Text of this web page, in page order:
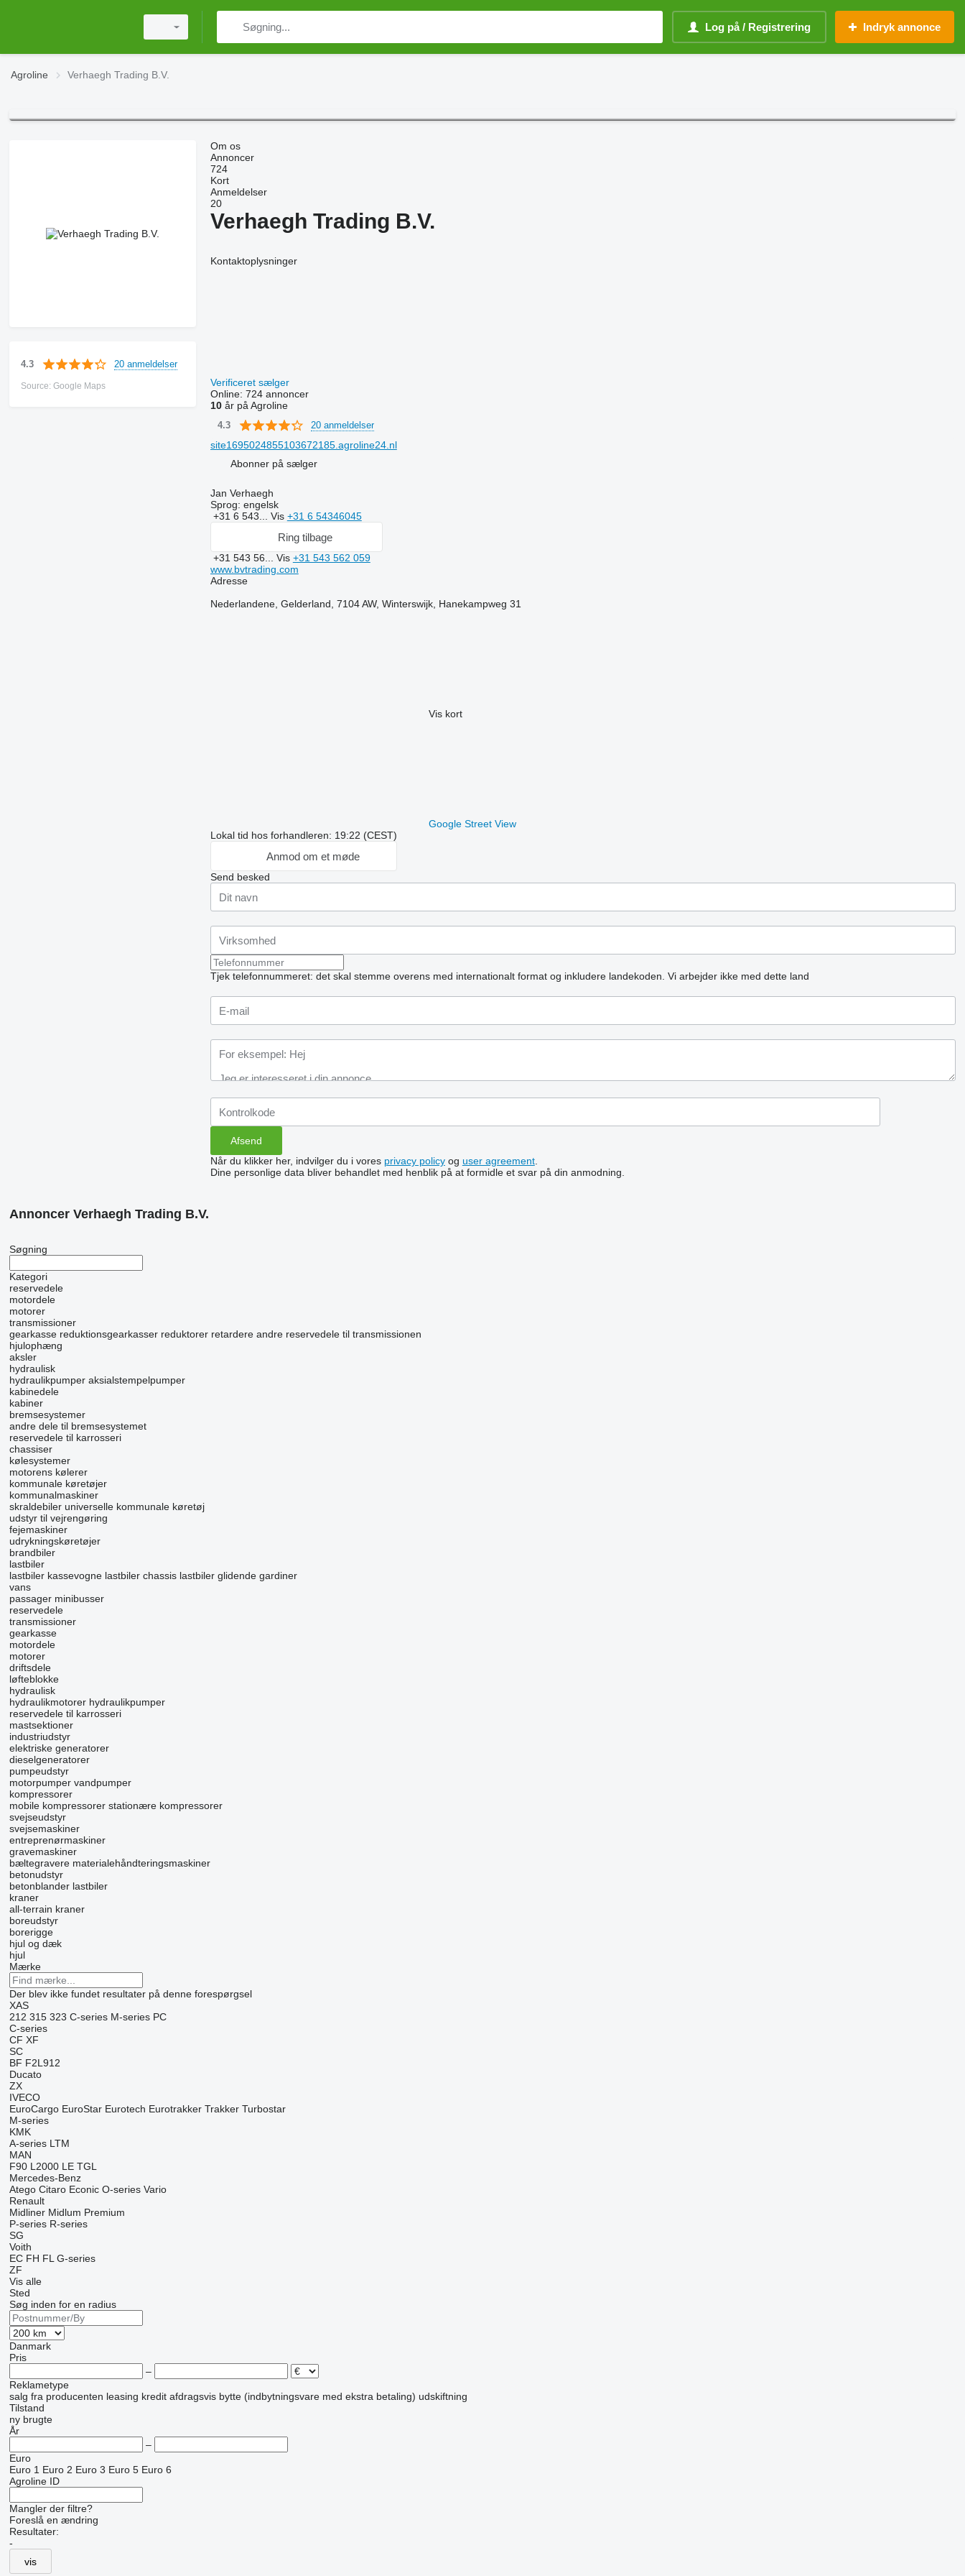
Log på / Registrering Indryk annonce
Agroline Verhaegh Trading B.V.
4.3 20 anmeldelser
Source: Google Maps
Om os
Annoncer
724
Kort
Anmeldelser
20
Verhaegh Trading B.V.
Kontaktoplysninger
Verificeret sælger
Online: 724 annoncer
10år på Agroline
4.3 20 anmeldelser
site1695024855103672185.agroline24.nl
Abonner på sælger
Jan Verhaegh
Sprog: engelsk
+31 6 543... Vis +31 6 54346045
Ring tilbage
+31 543 56... Vis +31 543 562 059
www.bvtrading.com
Adresse
Nederlandene, Gelderland, 7104 AW, Winterswijk, Hanekampweg 31
Vis kort
Google Street View
Lokal tid hos forhandleren: 19:22 (CEST)
Anmod om et møde
Send besked
Tjek telefonnummeret: det skal stemme overens med internationalt format og inkludere landekoden. Vi arbejder ikke med dette land
Når du klikker her, indvilger du i vores privacy policyog user agreement.
Dine personlige data bliver behandlet med henblik på at formidle et svar på din anmodning.
Annoncer Verhaegh Trading B.V.
Søgning
Kategori
reservedele
motordele
motorer
transmissioner
gearkasse reduktionsgearkasser reduktorer retardere andre reservedele til transmissionen
hjulophæng
aksler
hydraulisk
hydraulikpumper aksialstempelpumper
kabinedele
kabiner
bremsesystemer
andre dele til bremsesystemet
reservedele til karrosseri
chassiser
kølesystemer
motorens kølerer
kommunale køretøjer
kommunalmaskiner
skraldebiler universelle kommunale køretøj
udstyr til vejrengøring
fejemaskiner
udrykningskøretøjer
brandbiler
lastbiler
lastbiler kassevogne lastbiler chassis lastbiler glidende gardiner
vans
passager minibusser
reservedele
transmissioner
gearkasse
motordele
motorer
driftsdele
løfteblokke
hydraulisk
hydraulikmotorer hydraulikpumper
reservedele til karrosseri
mastsektioner
industriudstyr
elektriske generatorer
dieselgeneratorer
pumpeudstyr
motorpumper vandpumper
kompressorer
mobile kompressorer stationære kompressorer
svejseudstyr
svejsemaskiner
entreprenørmaskiner
gravemaskiner
bæltegravere materialehåndteringsmaskiner
betonudstyr
betonblander lastbiler
kraner
all-terrain kraner
boreudstyr
borerigge
hjul og dæk
hjul
Mærke
Der blev ikke fundet resultater på denne forespørgsel
XAS
212 315 323 C-series M-series PC
C-series
CF XF
SC
BF F2L912
Ducato
ZX
IVECO
EuroCargo EuroStar Eurotech Eurotrakker Trakker Turbostar
M-series
KMK
A-series LTM
MAN
F90 L2000 LE TGL
Mercedes-Benz
Atego Citaro Econic O-series Vario
Renault
Midliner Midlum Premium
P-series R-series
SG
Voith
EC FH FL G-series
ZF
Vis alle
Sted
Søg inden for en radius
Danmark
Pris
–
Reklametype
salg fra producenten leasing kredit afdragsvis bytte (indbytningsvare med ekstra betaling) udskiftning
Tilstand
ny brugte
År
–
Euro
Euro 1 Euro 2 Euro 3 Euro 5 Euro 6
Agroline ID
Mangler der filtre?
Foreslå en ændring
Resultater:
-
vis